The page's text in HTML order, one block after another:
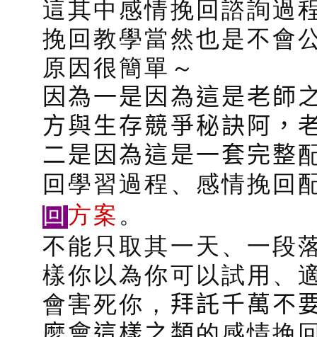
這其中感情挽回諮詢過
挽回教學當然也是不會
原因很簡單～
因為一是因為這是老師
方與生存競爭秘訣阿，
二是因為這是一套完整
回學習過程、感情挽回
回方案。
不能只取其一天、一段
樣你以為你可以試用、
會害死你， 拜託千萬不